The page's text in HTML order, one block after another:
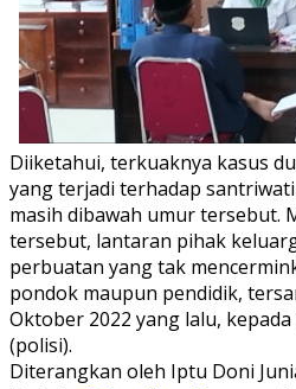
Diiketahui, terkuaknya kasus
yang terjadi terhadap
masih dibawah umur tersebut.
tersebut, lantaran pihak
perbuatan yang tak
pondok maupun pendidik,
Oktober 2022 yang lalu,
(polisi).
Diterangkan oleh Iptu Doni